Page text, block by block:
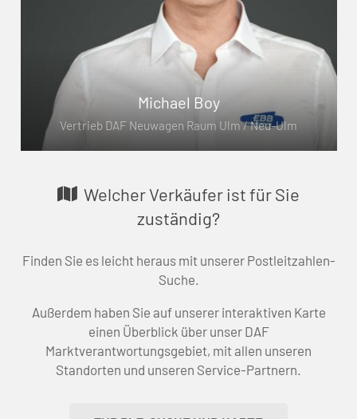
Michael Boy
Vertrieb DAF Neuwagen Raum Ulm / Neu-Ulm
Welcher Verkäufer ist für Sie
zuständig?
Finden Sie es leicht heraus mit unserer Postleitzahlen-
Suche.
Außerdem haben Sie auf unserer interaktiven Karte
einen Überblick über unser DAF
Marktverantwortungsgebiet, mit allen unseren
Standorten und unseren Service-Partnern.